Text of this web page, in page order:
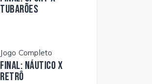
TUBARÕES
Jogo Completo
FINAL: NÁUTICO X
RETRÔ